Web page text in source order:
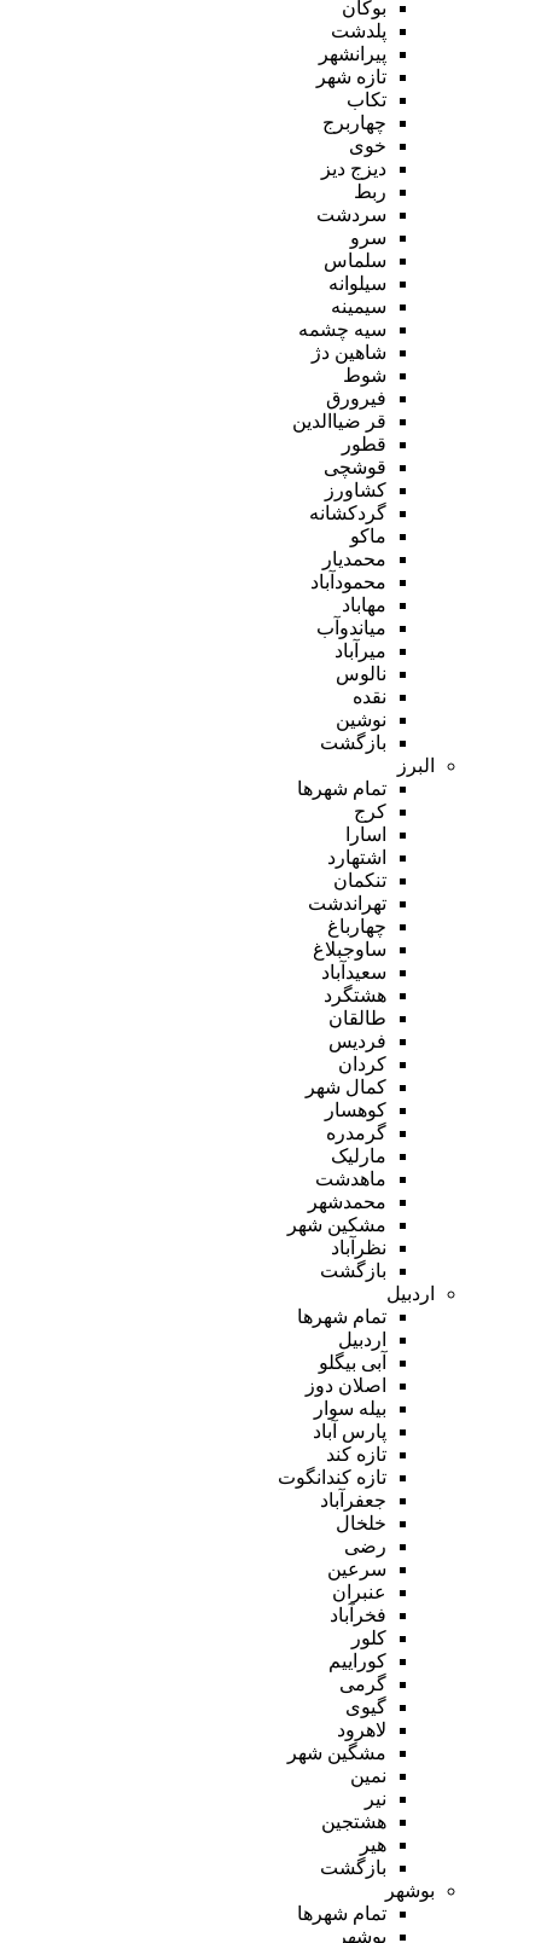
بوکان
پلدشت
پیرانشهر
تازه شهر
تکاب
چهاربرج
خوی
دیزج دیز
ربط
سردشت
سرو
سلماس
سیلوانه
سیمینه
سیه چشمه
شاهین دژ
شوط
فیرورق
قر ضیاالدین
قطور
قوشچی
کشاورز
گردکشانه
ماکو
محمدیار
محمودآباد
مهاباد
میاندوآب
میرآباد
نالوس
نقده
نوشین
بازگشت
البرز
تمام شهر‌ها
کرج
اسارا
اشتهارد
تنکمان
تهراندشت
چهارباغ
ساوجبلاغ
سعیدآباد
هشتگرد
طالقان
فردیس
کردان
کمال شهر
کوهسار
گرمدره
مارلیک
ماهدشت
محمدشهر
مشکین شهر
نظرآباد
بازگشت
اردبیل
تمام شهر‌ها
اردبیل
آبی بیگلو
اصلان دوز
بیله سوار
پارس آباد
تازه کند
تازه کندانگوت
جعفرآباد
خلخال
رضی
سرعین
عنبران
فخرآباد
کلور
کوراییم
گرمی
گیوی
لاهرود
مشگین شهر
نمین
نیر
هشتجین
هیر
بازگشت
بوشهر
تمام شهر‌ها
بوشهر